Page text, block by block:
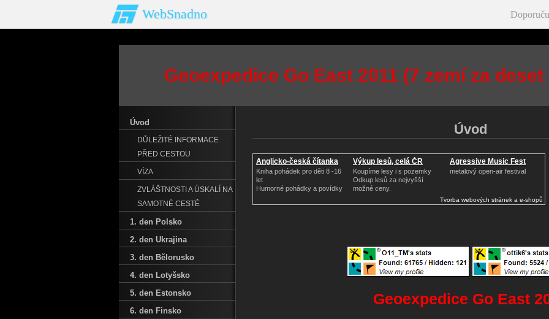
WebSnadno
Geoexpedice Go East 2011 (7 zemí za
Úvod
Anglicko-česká čítanka
Kniha pohádek pro děti 8 -16
let
Humorné pohádky a povídky
Výkup lesů, celá ČR
Koupíme lesy i s pozemky
Odkup lesů za nejvyšší
možné ceny.
Agressive Music Fest
metalový open-air festival
Tvorba webových stránek a e-shopů
Geoexpedice Go East
Úvod
DŮLEŽITÉ INFORMACE
PŘED CESTOU
VÍZA
ZVLÁŠTNOSTI A ÚSKALÍ NA
SAMOTNÉ CESTĚ
1. den Polsko
2. den Ukrajina
3. den Bělorusko
4. den Lotyšsko
5. den Estonsko
6. den Finsko